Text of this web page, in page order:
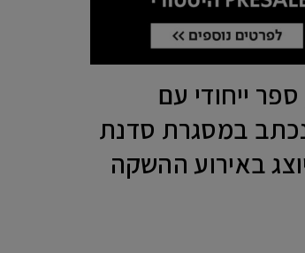
ייחודי עם
במסגרת סדנת
באירוע ההשקה